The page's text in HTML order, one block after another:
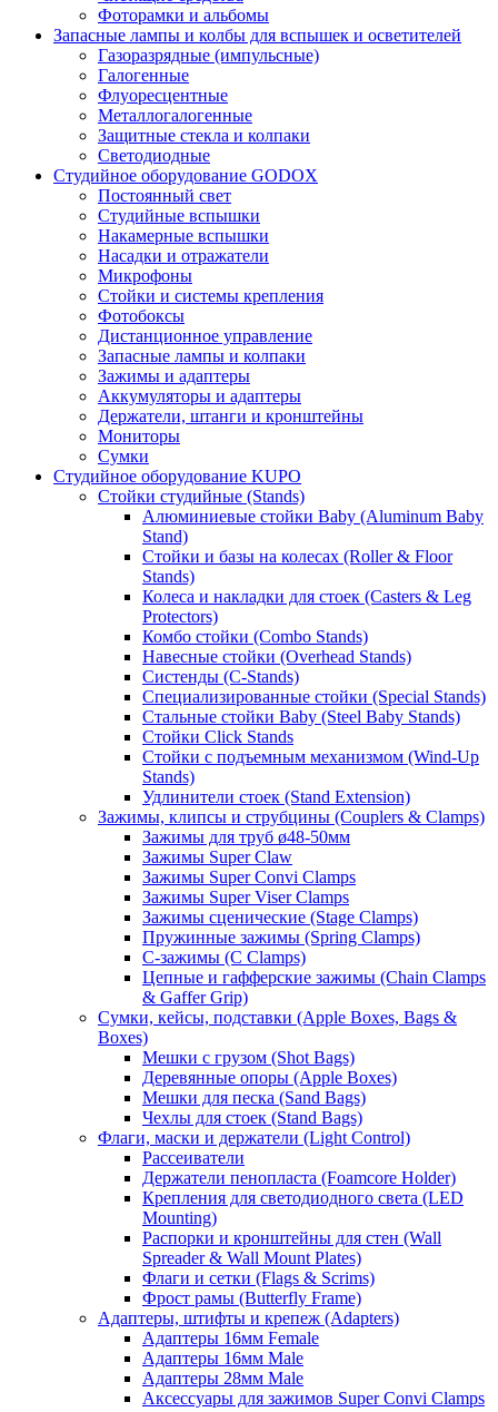
Фоторамки и альбомы
Запасные лампы и колбы для вспышек и осветителей
Газоразрядные (импульсные)
Галогенные
Флуоресцентные
Металлогалогенные
Защитные стекла и колпаки
Светодиодные
Студийное оборудование GODOX
Постоянный свет
Студийные вспышки
Накамерные вспышки
Насадки и отражатели
Микрофоны
Стойки и системы крепления
Фотобоксы
Дистанционное управление
Запасные лампы и колпаки
Зажимы и адаптеры
Аккумуляторы и адаптеры
Держатели, штанги и кронштейны
Мониторы
Сумки
Студийное оборудование KUPO
Стойки студийные (Stands)
Алюминиевые стойки Baby (Aluminum Baby
Stand)
Стойки и базы на колесах (Roller & Floor
Stands)
Колеса и накладки для стоек (Casters & Leg
Protectors)
Комбо стойки (Combo Stands)
Навесные стойки (Overhead Stands)
Систенды (C-Stands)
Специализированные стойки (Special Stands)
Стальные стойки Baby (Steel Baby Stands)
Стойки Click Stands
Стойки с подъемным механизмом (Wind-Up
Stands)
Удлинители стоек (Stand Extension)
Зажимы, клипсы и струбцины (Couplers & Clamps)
Зажимы для труб ø48-50мм
Зажимы Super Claw
Зажимы Super Convi Clamps
Зажимы Super Viser Clamps
Зажимы сценические (Stage Clamps)
Пружинные зажимы (Spring Clamps)
С-зажимы (C Clamps)
Цепные и гафферские зажимы (Chain Clamps
& Gaffer Grip)
Сумки, кейсы, подставки (Apple Boxes, Bags &
Boxes)
Мешки с грузом (Shot Bags)
Деревянные опоры (Apple Boxes)
Мешки для песка (Sand Bags)
Чехлы для стоек (Stand Bags)
Флаги, маски и держатели (Light Control)
Рассеиватели
Держатели пенопласта (Foamcore Holder)
Крепления для светодиодного света (LED
Mounting)
Распорки и кронштейны для стен (Wall
Spreader & Wall Mount Plates)
Флаги и сетки (Flags & Scrims)
Фрост рамы (Butterfly Frame)
Адаптеры, штифты и крепеж (Adapters)
Адаптеры 16мм Female
Адаптеры 16мм Male
Адаптеры 28мм Male
Аксессуары для зажимов Super Convi Clamps